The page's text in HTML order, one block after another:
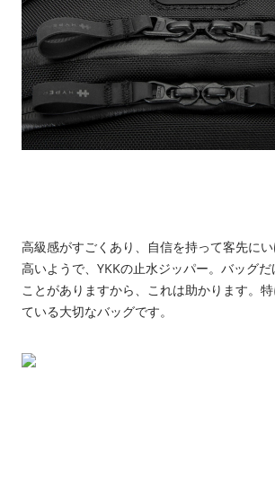
高級感がすごくあり、自信を持って客先に
高いようで、YKKの止水ジッパー。バッグ
ことがありますから、これは助かります。
ている大切なバッグです。